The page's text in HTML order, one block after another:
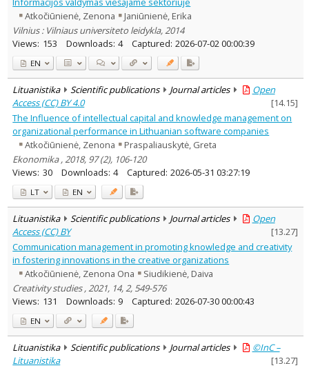
Atkočiūnienė, Zenona
Janiūnienė, Erika
Vilnius : Vilniaus universiteto leidykla, 2014
Views: 153 Downloads: 4 Captured: 2026-07-02 00:00:39
EN
Lituanistika Scientific publications Journal articles
Open
Access (CC) BY 4.0
[14.15]
The Influence of intellectual capital and knowledge management on
organizational performance in Lithuanian software companies
Atkočiūnienė, Zenona
Praspaliauskytė, Greta
Ekonomika , 2018, 97 (2), 106-120
Views: 30 Downloads: 4 Captured: 2026-05-31 03:27:19
LT EN
Lituanistika Scientific publications Journal articles
Open
Access (CC) BY
[13.27]
Communication management in promoting knowledge and creativity
in fostering innovations in the creative organizations
Atkočiūnienė, Zenona Ona
Siudikienė, Daiva
Creativity studies , 2021, 14, 2, 549-576
Views: 131 Downloads: 9 Captured: 2026-07-30 00:00:43
EN
Lituanistika Scientific publications Journal articles
©InC –
Lituanistika
[13.27]